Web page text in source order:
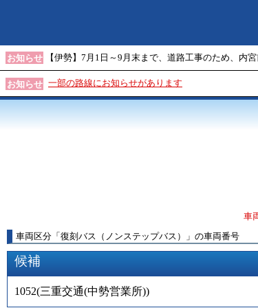
お知らせ 【伊勢】7月1日～9月末まで、道路工事のため、内
お知らせ 一部の路線にお知らせがあります
車
車両区分 「 復刻バス（ノンステップバス） 」 の車両番号
候補
1052(三重交通(中勢営業所))